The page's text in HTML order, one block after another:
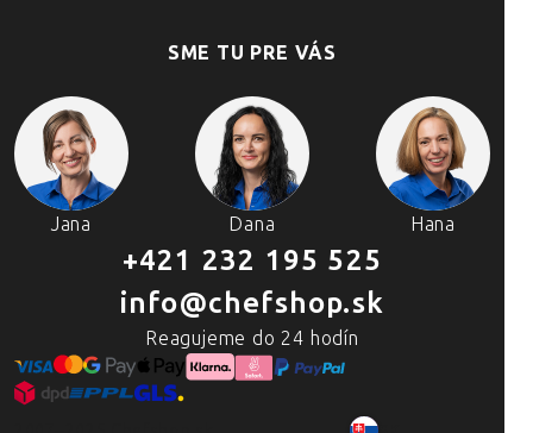
SME TU PRE VÁS
Jana Dana Hana
+421 232 195 525
info@chefshop.sk
Reagujeme do 24 hodín